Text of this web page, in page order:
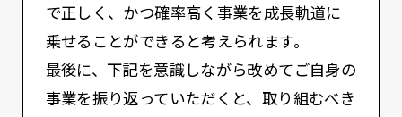
で正しく、かつ確率高く事業を成長軌道に
乗せることができると考えられます。
最後に、下記を意識しながら改めてご自身の
事業を振り返っていただくと、取り組むべき